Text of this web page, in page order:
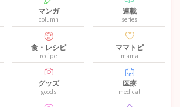
マンガ
column
連載
series
食・レシピ
recipe
ママトピ
mama
グッズ
goods
医療
medical